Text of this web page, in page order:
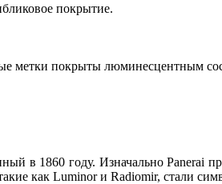
покрытие.
метки покрыты люминесцентным
в 1860 году. Изначально Panerai
как Luminor и Radiomir, стали